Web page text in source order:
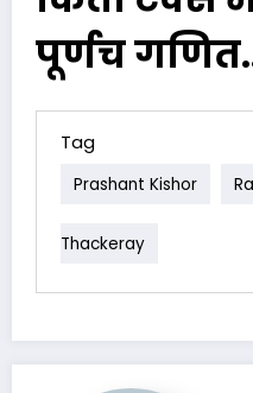
पूर्णच
Tag
Prashant Kishor
Thackeray